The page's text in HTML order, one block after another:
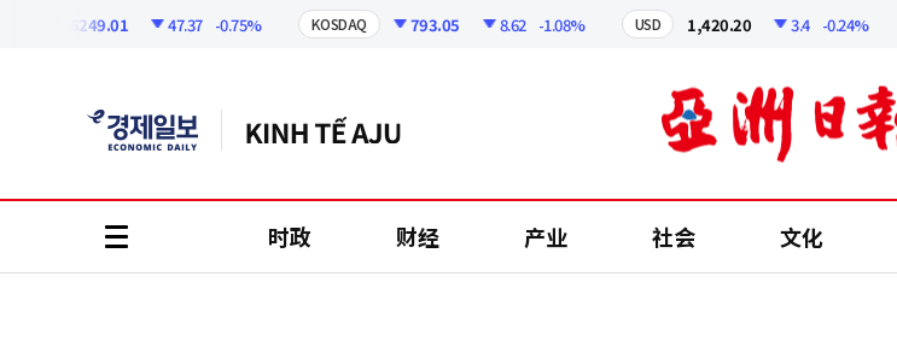
6249.01 47.37 -0.75% KOSDAQ 793.05 8.62 -1.08% USD 1,420.20 3.4 -0.24%
时政 财经 产业 社会 文化